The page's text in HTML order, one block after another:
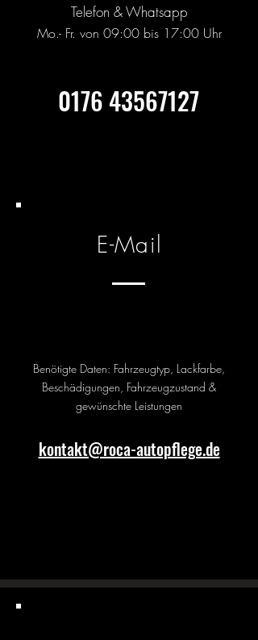
Telefon & Whatsapp
Mo.- Fr. von 09:00 bis 17:00 Uhr
0176 43567127
E-Mail
Benötigte Daten: Fahrzeugtyp, Lackfarbe,
Beschädigungen, Fahrzeugzustand &
gewünschte Leistungen
kontakt@roca-autopflege.de